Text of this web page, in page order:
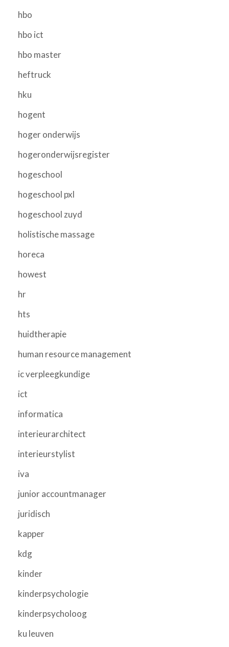
hbo
hbo ict
hbo master
heftruck
hku
hogent
hoger onderwijs
hogeronderwijsregister
hogeschool
hogeschool pxl
hogeschool zuyd
holistische massage
horeca
howest
hr
hts
huidtherapie
human resource management
ic verpleegkundige
ict
informatica
interieurarchitect
interieurstylist
iva
junior accountmanager
juridisch
kapper
kdg
kinder
kinderpsychologie
kinderpsycholoog
ku leuven